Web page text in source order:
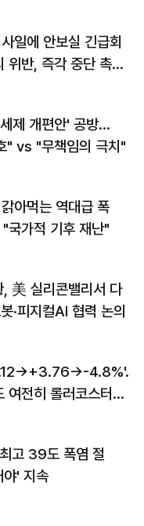
일에 안보실 긴급회
위반, 즉각 중단 촉
제 개편안' 공방…
" vs "무책임의 극치"
아먹는 역대급 폭
가적 기후 재난"
美 실리콘밸리서 다
·피지컬AI 협력 논의
4.8%'…'
여전히 롤러코스터
고 39도 폭염 절
' 지속